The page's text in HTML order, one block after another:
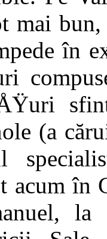
mai
în
(a
acum în
la